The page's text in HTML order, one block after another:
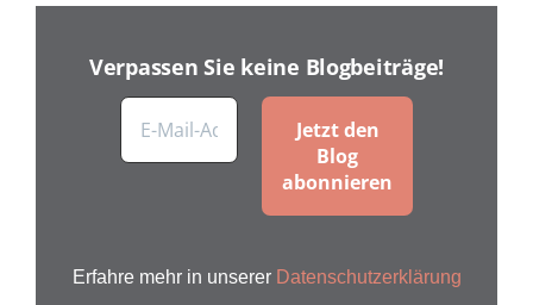
Verpassen Sie keine Blogbeiträge!
Erfahre mehr in unserer Datenschutzerklärung